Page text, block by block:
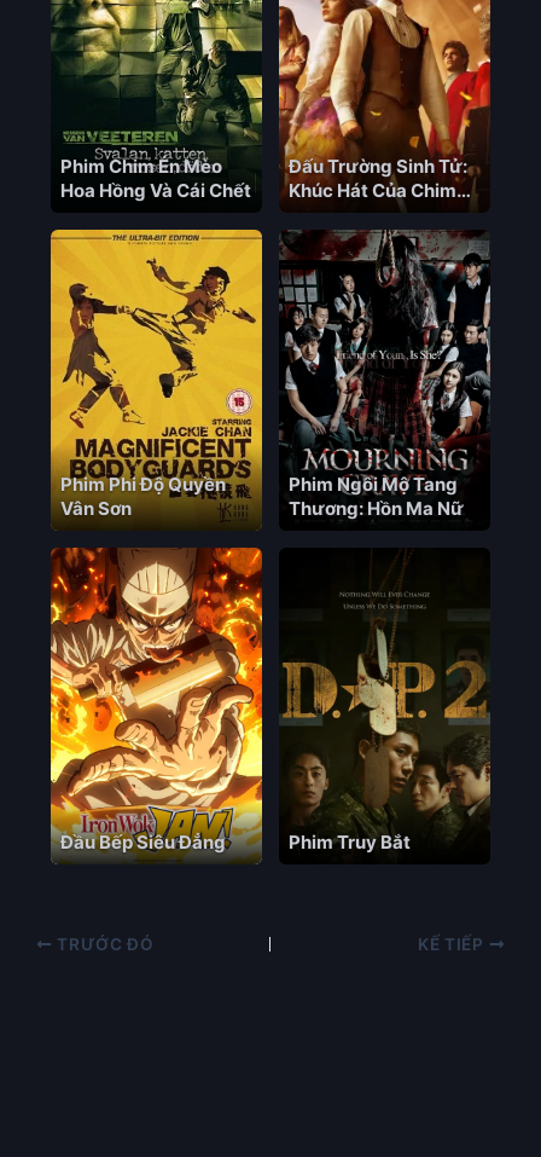
Phim Chim Én Mèo
Hoa Hồng Và Cái Chết
Đấu Trường Sinh Tử:
Khúc Hát Của Chim
Ca Và Rắn Độc
Phim Phi Độ Quyền
Vân Sơn
Phim Ngôi Mộ Tang
Thương: Hồn Ma Nữ
Đầu Bếp Siêu Đẳng Phim Truy Bắt
TRƯỚC ĐÓ KẾ TIẾP